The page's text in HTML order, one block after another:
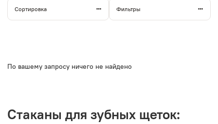
Сортировка Фильтры
По вашему запросу ничего не найдено
Стаканы для зубных щеток: